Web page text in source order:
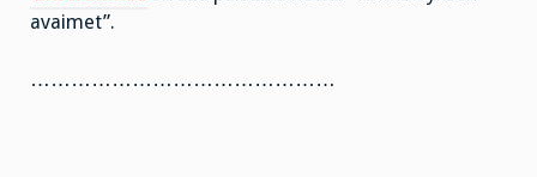
avaimet”.
………………………………………